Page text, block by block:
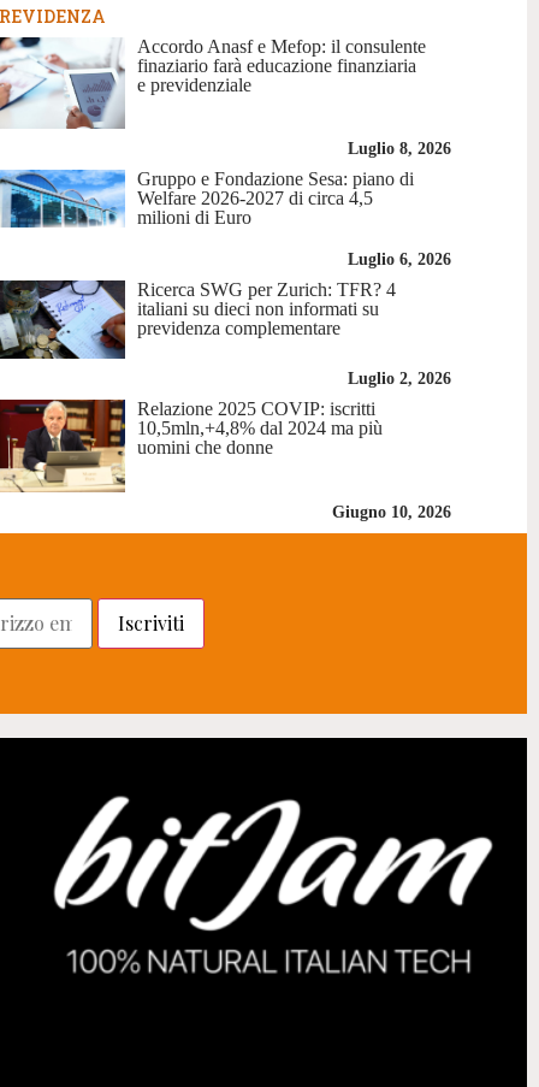
Accordo Anasf e Mefop: il consulente
finaziario farà educazione finanziaria
e previdenziale
Luglio 8, 2026
Gruppo e Fondazione Sesa: piano di
Welfare 2026-2027 di circa 4,5
milioni di Euro
Luglio 6, 2026
Ricerca SWG per Zurich: TFR? 4
italiani su dieci non informati su
previdenza complementare
Luglio 2, 2026
Relazione 2025 COVIP: iscritti
10,5mln,+4,8% dal 2024 ma più
uomini che donne
Giugno 10, 2026